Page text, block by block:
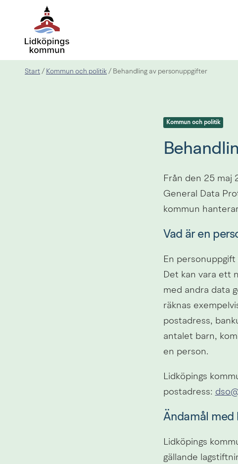
Start / Kommun och politik / Behandling av personuppgifter
Kommun och politik
Från den 25 maj
General Data
kommun
Vad är en
En
Det kan vara ett
med andra data
räknas
postadress,
antalet barn,
en person.
Lidköpings
postadress:
Ändamål med
Lidköpings
gällande